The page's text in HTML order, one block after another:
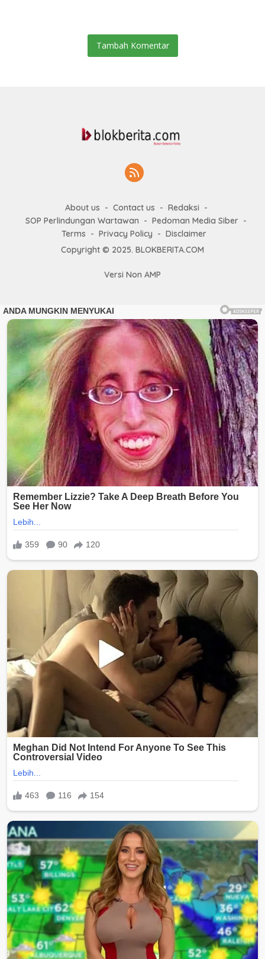
Tambah Komentar
About us Contact us
Redaksi
SOP Perlindungan Wartawan
Pedoman Media Siber
Terms
Privacy Policy
Disclaimer
Copyright © 2025. BLOKBERITA.COM
Versi Non AMP